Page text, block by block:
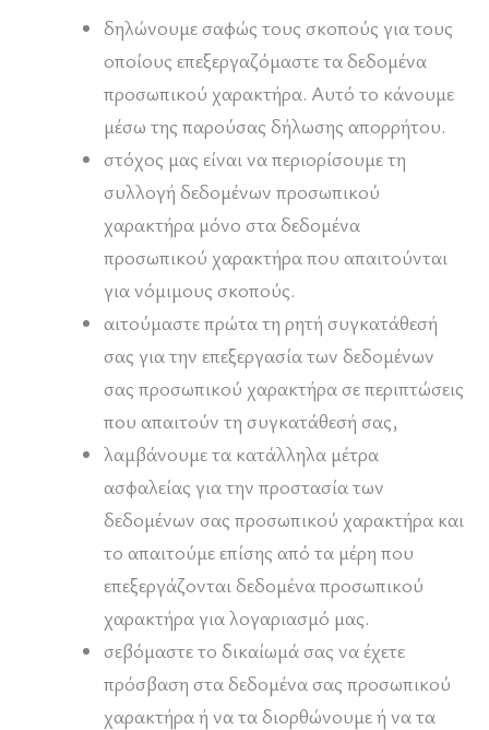
δηλώνουμε σαφώς τους σκοπούς για τους
οποίους επεξεργαζόμαστε τα δεδομένα
προσωπικού χαρακτήρα. Αυτό το κάνουμε
μέσω της παρούσας δήλωσης απορρήτου.
στόχος μας είναι να περιορίσουμε τη
συλλογή δεδομένων προσωπικού
χαρακτήρα μόνο στα δεδομένα
προσωπικού χαρακτήρα που απαιτούνται
για νόμιμους σκοπούς.
αιτούμαστε πρώτα τη ρητή συγκατάθεσή
σας για την επεξεργασία των δεδομένων
σας προσωπικού χαρακτήρα σε περιπτώσεις
που απαιτούν τη συγκατάθεσή σας,
λαμβάνουμε τα κατάλληλα μέτρα
ασφαλείας για την προστασία των
δεδομένων σας προσωπικού χαρακτήρα και
το απαιτούμε επίσης από τα μέρη που
επεξεργάζονται δεδομένα προσωπικού
χαρακτήρα για λογαριασμό μας.
σεβόμαστε το δικαίωμά σας να έχετε
πρόσβαση στα δεδομένα σας προσωπικού
χαρακτήρα ή να τα διορθώνουμε ή να τα